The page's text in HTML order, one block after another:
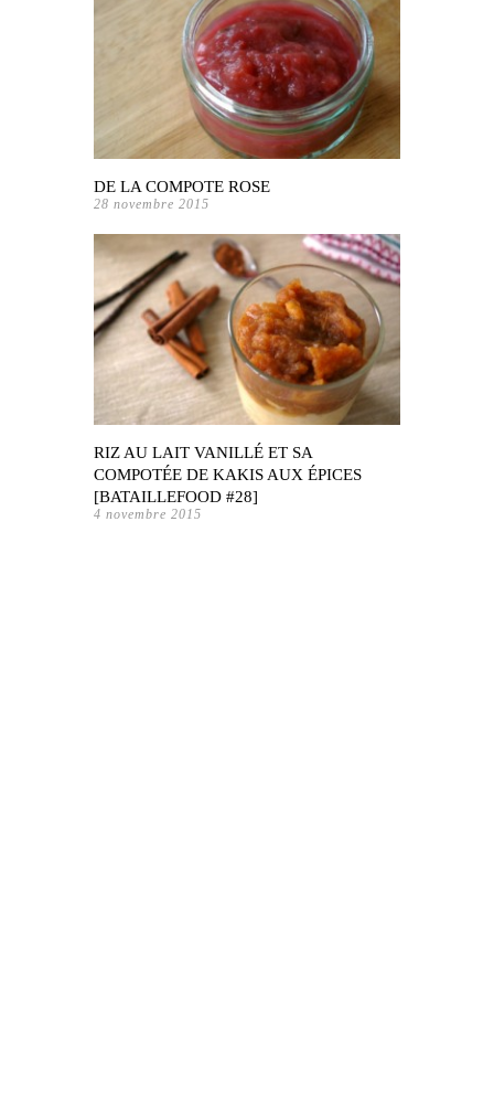
DE LA COMPOTE ROSE
28 novembre 2015
RIZ AU LAIT VANILLÉ ET SA
COMPOTÉE DE KAKIS AUX ÉPICES
[BATAILLEFOOD #28]
4 novembre 2015